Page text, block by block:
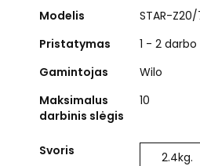
Modelis
STAR-
Pristatymas
1 - 2 darbo
Gamintojas
Wilo
Maksimalus
darbinis slėgis
10
Svoris 2.4kg.